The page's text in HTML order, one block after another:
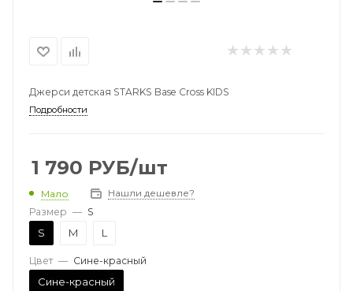
Джерси детская STARKS Base Cross KIDS
Подробности
1 790 РУБ/шт
Мало
Нашли дешевле?
Размер — S
S M L
Цвет — Сине-красный
Сине-красный